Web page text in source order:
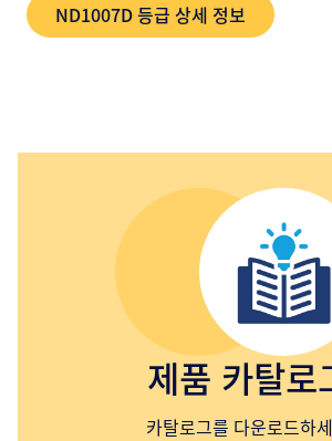
ND1007D 등급 상세 정보
제품 카탈로
카탈로그를 다운로드하